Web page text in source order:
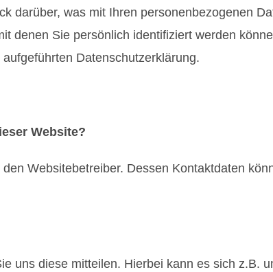
darüber, was mit Ihren personenbezogenen
denen Sie persönlich identifiziert werden
Datenschutzerklärung.
Website?
Websitebetreiber. Dessen Kontaktdaten
uns diese mitteilen. Hierbei kann es sich z.B.